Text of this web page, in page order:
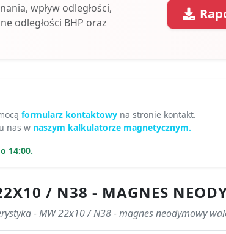
wpływ odległości,
odległości BHP oraz
formularz kontaktowy na stronie kontakt.
nas w naszym kalkulatorze magnetycznym.
14:00.
/ N38 - MAGNES
- MW 22x10 / N38 - magnes neodymowy